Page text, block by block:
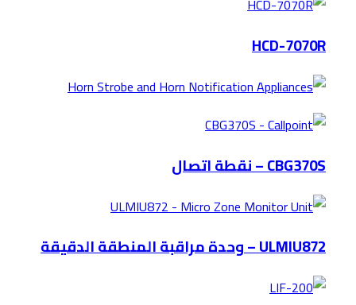
HCD-7070R
CBG370S – نقطة اتصال
ULMIU872 – وحدة مراقبة المنطقة الدقيقة